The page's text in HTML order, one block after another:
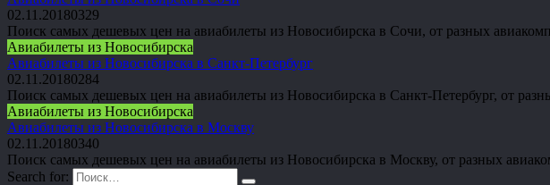
02.11.20180329
Поиск самых дешевых цен на авиабилеты из Новосибирска в Сочи, от разных
Авиабилеты из Новосибирска
Авиабилеты из Новосибирска в Санкт-Петербург
02.11.20180284
Поиск самых дешевых цен на авиабилеты из Новосибирска в Санкт-Петербург, от
Авиабилеты из Новосибирска
Авиабилеты из Новосибирска в Москву
02.11.20180340
Поиск самых дешевых цен на авиабилеты из Новосибирска в Москву, от разных
Search for: